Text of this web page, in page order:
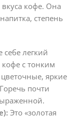
кофе. Она
степень
себе легкий
с тонким
яркие
почти
Это «золотая